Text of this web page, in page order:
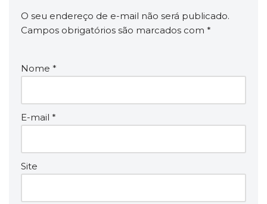
O seu endereço de e-mail não será publicado.
Campos obrigatórios são marcados com *
Nome *
E-mail *
Site